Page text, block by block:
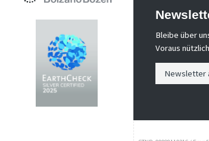
Bleibe über
Voraus
Newsletter